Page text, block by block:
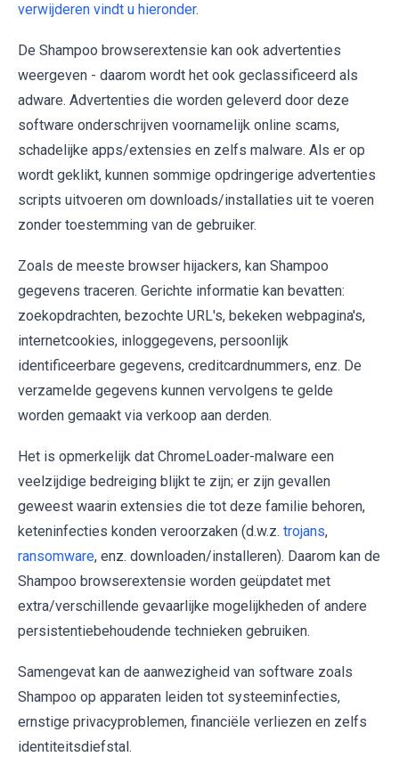
verwijderen vindt u hieronder.
De Shampoo browserextensie kan ook advertenties
weergeven - daarom wordt het ook geclassificeerd als
adware. Advertenties die worden geleverd door deze
software onderschrijven voornamelijk online scams,
schadelijke apps/extensies en zelfs malware. Als er op
wordt geklikt, kunnen sommige opdringerige advertenties
scripts uitvoeren om downloads/installaties uit te voeren
zonder toestemming van de gebruiker.
Zoals de meeste browser hijackers, kan Shampoo
gegevens traceren. Gerichte informatie kan bevatten:
zoekopdrachten, bezochte URL's, bekeken webpagina's,
internetcookies, inloggegevens, persoonlijk
identificeerbare gegevens, creditcardnummers, enz. De
verzamelde gegevens kunnen vervolgens te gelde
worden gemaakt via verkoop aan derden.
Het is opmerkelijk dat ChromeLoader-malware een
veelzijdige bedreiging blijkt te zijn; er zijn gevallen
geweest waarin extensies die tot deze familie behoren,
keteninfecties konden veroorzaken (d.w.z. trojans,
ransomware, enz. downloaden/installeren). Daarom kan de
Shampoo browserextensie worden geüpdatet met
extra/verschillende gevaarlijke mogelijkheden of andere
persistentiebehoudende technieken gebruiken.
Samengevat kan de aanwezigheid van software zoals
Shampoo op apparaten leiden tot systeeminfecties,
ernstige privacyproblemen, financiële verliezen en zelfs
identiteitsdiefstal.